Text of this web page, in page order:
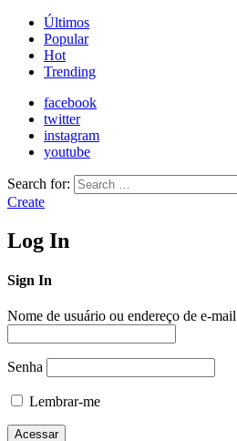
Últimos
Popular
Hot
Trending
facebook
twitter
instagram
youtube
Search for:
Create
Log In
Sign In
Nome de usuário ou endereço de e-mail
Senha
Lembrar-me